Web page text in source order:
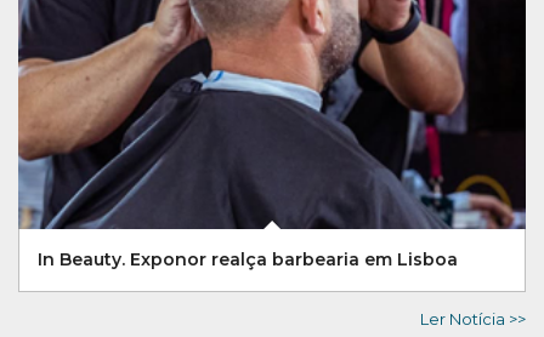
In Beauty. Exponor realça barbearia em Lisboa
Ler Notícia >>